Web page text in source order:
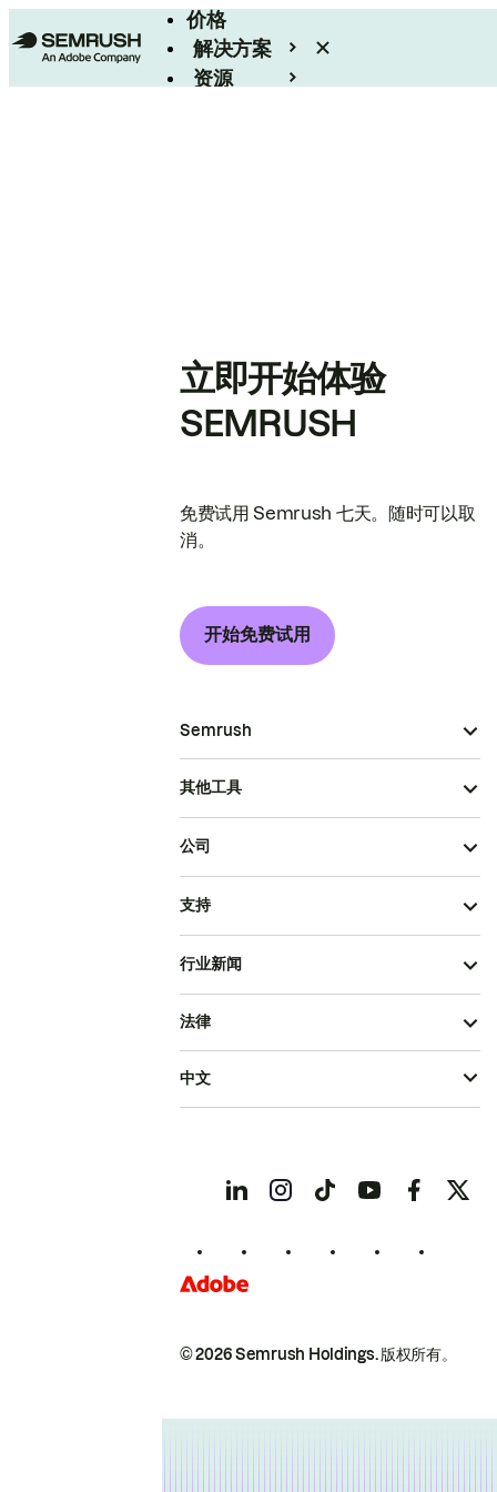
价格
解决方案
资源
立即开始体验
SEMRUSH
免费试用 Semrush 七天。随时可以取
消。
开始免费试用
Semrush
其他工具
公司
支持
行业新闻
© 2026 Semrush Holdings.版权所有。
法律
中文